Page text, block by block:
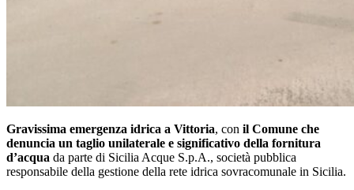
Gravissima emergenza idrica a Vittoria, con il Comune che
denuncia un taglio unilaterale e significativo della fornitura
d’acqua da parte di Sicilia Acque S.p.A., società pubblica
responsabile della gestione della rete idrica sovracomunale in Sicilia.